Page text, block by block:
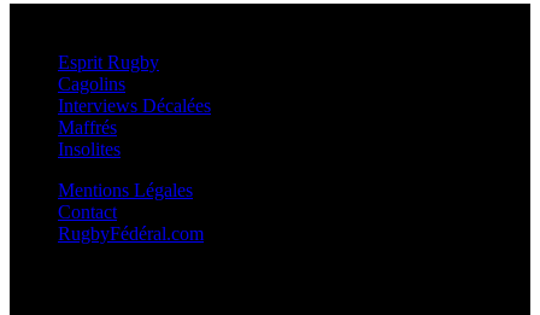
Esprit Rugby
Cagolins
Interviews Décalées
Maffrés
Insolites
Mentions Légales
Contact
RugbyFédéral.com